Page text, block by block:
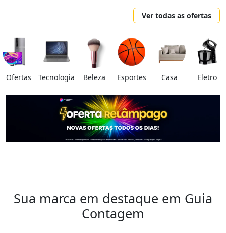
Ver todas as ofertas
Ofertas Tecnologia Beleza Esportes Casa Eletro
Sua marca em destaque em Guia
Contagem